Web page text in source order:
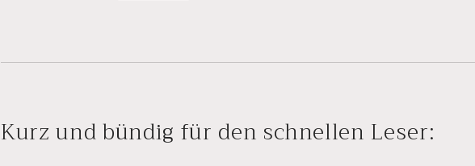
Kurz und bündig für den schnellen Leser: